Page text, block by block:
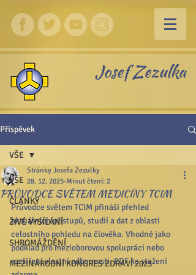
Josef Zezulka
Příspěvek
VŠE
ČLÁNKY
ŽIVÉ VYSÍLÁNÍ
SHROMÁŽDĚNÍ
MEZINÁRODNÍ KONGRES ZDRAVÍ 2023
VŠE
PRŮVODCE SVĚTEM MEDICÍNY TCIM
Stránky Josefa Zezulky
28. 12. 2025 Minut čtení: 2
Průvodce světem TCIM přináší přehled
aktuálních přístupů, studií a dat z oblasti
celostního pohledu na člověka. Vhodné jako
podklad pro mezioborovou spolupráci nebo
rozšíření vlastní odbornosti. PDF ke stažení